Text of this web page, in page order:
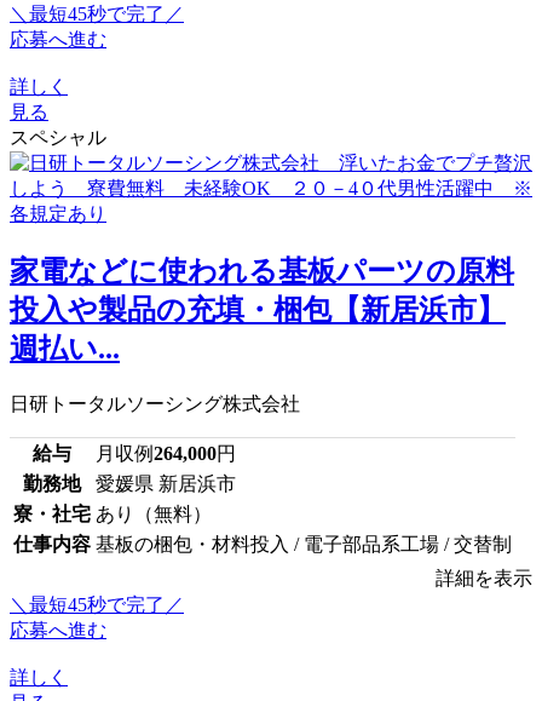
＼最短45秒で完了／
応募へ進む
詳しく
見る
スペシャル
家電などに使われる基板パーツの原料
投入や製品の充填・梱包【新居浜市】
週払い...
日研トータルソーシング株式会社
給与 月収例264,000円
勤務地
愛媛県 新居浜市
寮・社宅 あり（無料）
仕事内容 基板の梱包・材料投入 / 電子部品系工場 / 交替制
詳細を表示
＼最短45秒で完了／
応募へ進む
詳しく